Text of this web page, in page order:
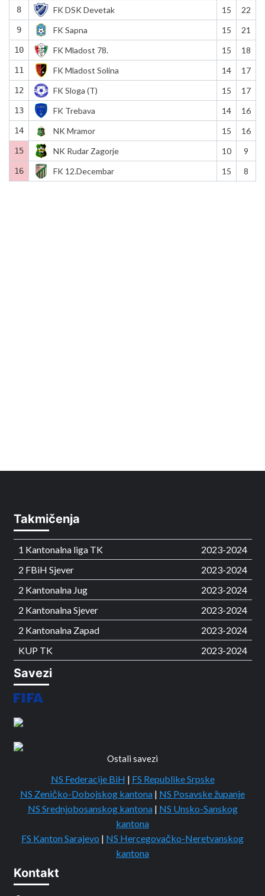
8 FK DSK Devetak 15 22
9 FK Sapna 15 21
10 FK Mladost 78. 15 18
11 FK Mladost Solina 14 17
12 FK Sloga (T) 15 17
13 FK Trebava 14 16
14 NK Mramor 15 16
15 NK Rudar Zagorje 10 9
16 FK 12.Decembar 15 8
Takmičenja
1 Kantonalna liga TK
2023-2024
2 FBiH Sjever
2023-2024
2 Kantonalna Jug
2023-2024
2 Kantonalna Sjever
2023-2024
2 Kantonalna Zapad
2023-2024
KUP TK
2023-2024
Savezi
Ostali savezi
NS Federacije BiH | FS Republike Srpske
NS Zeničko-Dobojskog kantona | NS Posavske županje
NS Srednjobosanskog kantona | NS Unsko-Sanskog
kantona
FS Kanton Sarajevo | NS Hercegovačko-Neretvanskog
kantona
Kontakt